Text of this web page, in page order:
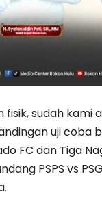
fisik, sudah kami
uji coba
FC dan Tiga
PSPS vs